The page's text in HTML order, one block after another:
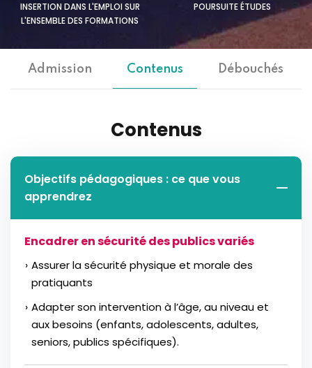
INSERTION DANS L'EMPLOI SUR
L'ENSEMBLE DES FORMATIONS
POURSUITE ÉTUDES
Admission Contenus Débouchés
Contenus
Objectifs pédagogiques : ce que vous
apprendrez
Encadrer en sécurité des publics variés
Assurer la sécurité physique et morale des
pratiquants
Adapter son intervention à l’âge, au niveau et
aux besoins (enfants, adolescents, adultes,
seniors, publics spécifiques).